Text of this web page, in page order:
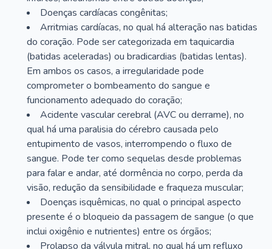
Doenças cardíacas congênitas;
Arritmias cardíacas, no qual há alteração nas batidas
do coração. Pode ser categorizada em taquicardia
(batidas aceleradas) ou bradicardias (batidas lentas).
Em ambos os casos, a irregularidade pode
comprometer o bombeamento do sangue e
funcionamento adequado do coração;
Acidente vascular cerebral (AVC ou derrame), no
qual há uma paralisia do cérebro causada pelo
entupimento de vasos, interrompendo o fluxo de
sangue. Pode ter como sequelas desde problemas
para falar e andar, até dormência no corpo, perda da
visão, redução da sensibilidade e fraqueza muscular;
Doenças isquêmicas, no qual o principal aspecto
presente é o bloqueio da passagem de sangue (o que
inclui oxigênio e nutrientes) entre os órgãos;
Prolapso da válvula mitral, no qual há um refluxo